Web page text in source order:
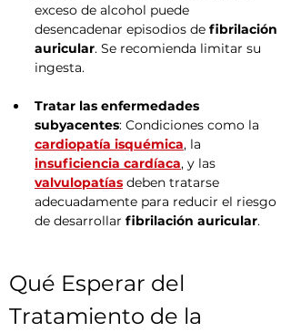
exceso de alcohol puede
desencadenar episodios de fibrilación
auricular. Se recomienda limitar su
ingesta.
Tratar las enfermedades
subyacentes: Condiciones como la
cardiopatía isquémica, la
insuficiencia cardíaca, y las
valvulopatías deben tratarse
adecuadamente para reducir el riesgo
de desarrollar fibrilación auricular.
Qué Esperar del
Tratamiento de la